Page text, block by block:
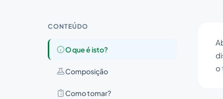
CONTEÚDO
O que é isto?
Composição
Como tomar?
o